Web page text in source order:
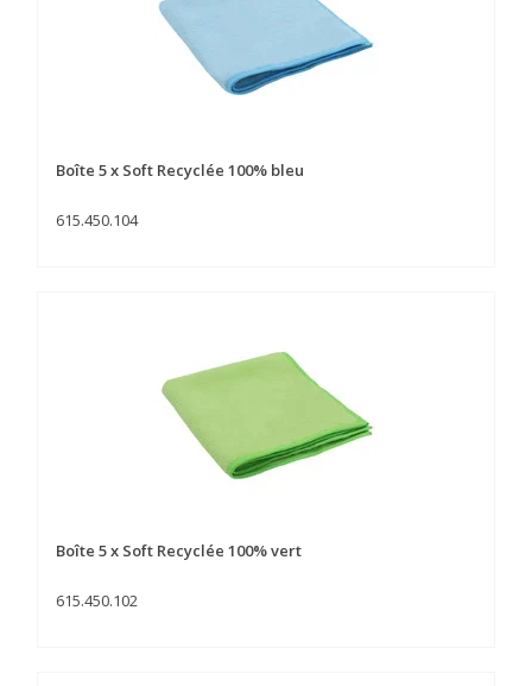
Boîte 5 x Soft Recyclée 100% bleu
615.450.104
Boîte 5 x Soft Recyclée 100% vert
615.450.102